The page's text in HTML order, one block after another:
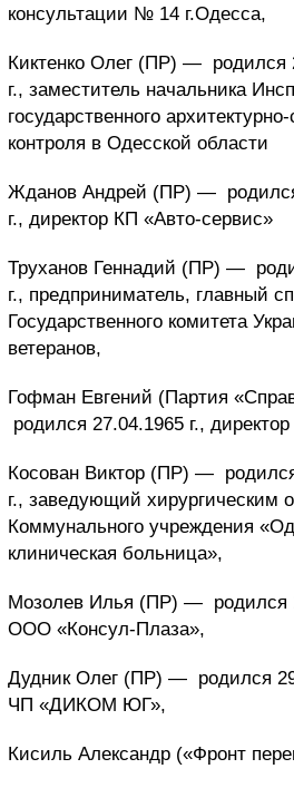
консультации № 14 г.Одесса,
Киктенко Олег (ПР) — родился
г., заместитель начальника
государственного
контроля в Одесской области
Жданов Андрей (ПР) —
г., директор КП «Авто-сервис»
Труханов Геннадий (ПР) —
г., предприниматель, главный
Государственного комитета
ветеранов,
Гофман Евгений (Партия
родился 27.04.1965 г.,
Косован Виктор (ПР) —
г., заведующий хирургическим
Коммунального учреждения
клиническая больница»,
Мозолев Илья (ПР) — родился
ООО «Консул-Плаза»,
Дудник Олег (ПР) — родился
ЧП «ДИКОМ ЮГ»,
Кисиль Александр («Фронт